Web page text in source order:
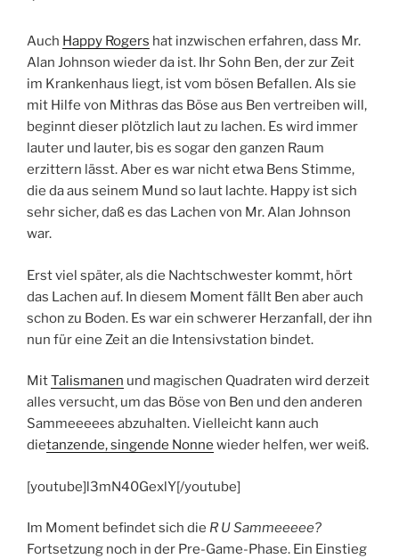
Auch Happy Rogers hat inzwischen erfahren, dass Mr.
Alan Johnson wieder da ist. Ihr Sohn Ben, der zur Zeit
im Krankenhaus liegt, ist vom bösen Befallen. Als sie
mit Hilfe von Mithras das Böse aus Ben vertreiben will,
beginnt dieser plötzlich laut zu lachen. Es wird immer
lauter und lauter, bis es sogar den ganzen Raum
erzittern lässt. Aber es war nicht etwa Bens Stimme,
die da aus seinem Mund so laut lachte. Happy ist sich
sehr sicher, daß es das Lachen von Mr. Alan Johnson
war.
Erst viel später, als die Nachtschwester kommt, hört
das Lachen auf. In diesem Moment fällt Ben aber auch
schon zu Boden. Es war ein schwerer Herzanfall, der ihn
nun für eine Zeit an die Intensivstation bindet.
MitTalismanen und magischen Quadraten wird derzeit
alles versucht, um das Böse von Ben und den anderen
Sammeeeees abzuhalten. Vielleicht kann auch
dietanzende, singende Nonne wieder helfen, wer weiß.
[youtube]l3mN40GexlY[/youtube]
Im Moment befindet sich die R U Sammeeeee?
Fortsetzung noch in der Pre-Game-Phase. Ein Einstieg